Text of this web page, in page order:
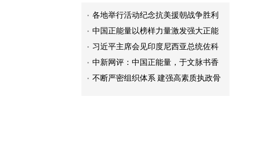
访问的布隆迪总统恩达伊施米耶抵达
四川省成都市
各地举行活动纪念抗美援朝战争胜利
70周年
中国正能量以榜样力量激发强大正能
习近平主席会见印度尼西亚总统佐科
时的谈话要点
中新网评：中国正能量，于文脉书香
传承中绽放
不断严密组织体系 建强高素质执政骨